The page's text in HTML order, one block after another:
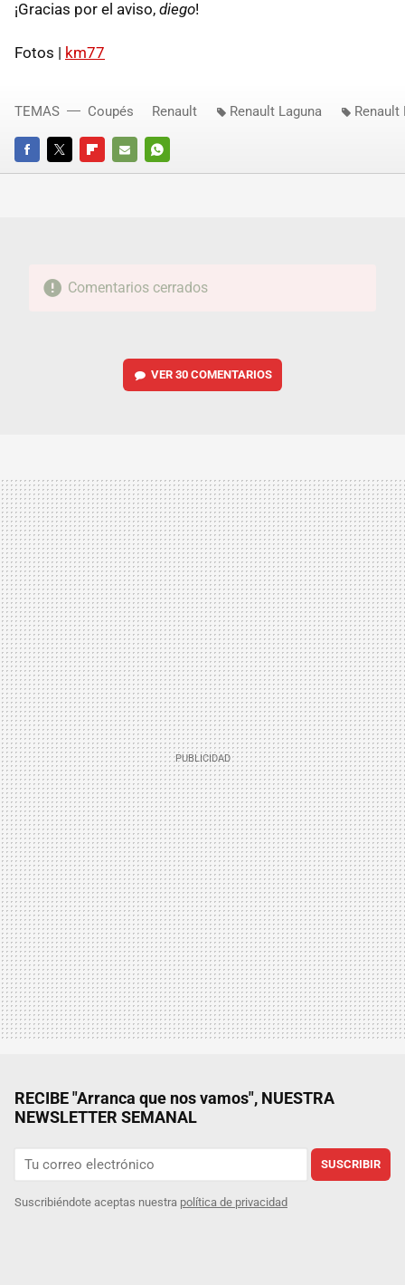
¡Gracias por el aviso, diego!
Fotos | km77
FACEBOOKTWITTERFLIPBOARD
E-
WHATSAPP
TEMAS Coupés Renault Renault Laguna Renault
Comentarios cerrados
VER 30 COMENTARIOS
RECIBE "Arranca que nos vamos", NUESTRA
NEWSLETTER SEMANAL
SUSCRIBIR
Suscribiéndote aceptas nuestra política de privacidad